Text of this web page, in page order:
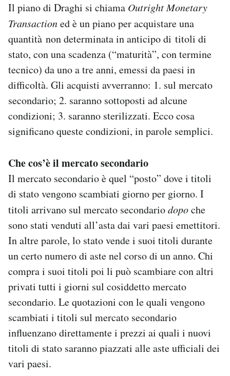
Il piano di Draghi si chiama Outright Monetary
Transactioned è un piano per acquistare una
quantità non determinata in anticipo di titoli di
stato, con una scadenza (“maturità”, con termine
tecnico) da uno a tre anni, emessi da paesi in
difficoltà. Gli acquisti avverranno: 1. sul mercato
secondario; 2. saranno sottoposti ad alcune
condizioni; 3. saranno sterilizzati. Ecco cosa
significano queste condizioni, in parole semplici.
Che cos’è il mercato secondario
Il mercato secondario è quel “posto” dove i titoli
di stato vengono scambiati giorno per giorno. I
titoli arrivano sul mercato secondariodopoche
sono stati venduti all’asta dai vari paesi emettitori.
In altre parole, lo stato vende i suoi titoli durante
un certo numero di aste nel corso di un anno. Chi
compra i suoi titoli poi li può scambiare con altri
privati tutti i giorni sul cosiddetto mercato
secondario. Le quotazioni con le quali vengono
scambiati i titoli sul mercato secondario
influenzano direttamente i prezzi ai quali i nuovi
titoli di stato saranno piazzati alle aste ufficiali dei
vari paesi.